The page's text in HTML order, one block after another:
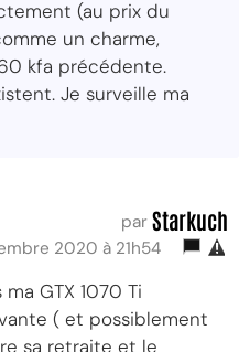
(au prix du
un charme,
kfa précédente.
Je surveille ma
par Starkuch
2020 à 21h54
GTX 1070 Ti
( et possiblement
sa retraite et le